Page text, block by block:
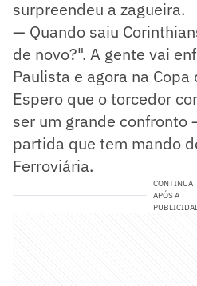
surpreendeu a zagueira.
— Quando saiu
de novo?". A gente vai
Paulista e agora na
Espero que o torcedor
ser um grande confronto
partida que tem mando
Ferroviária.
CONTINUA
APÓS A